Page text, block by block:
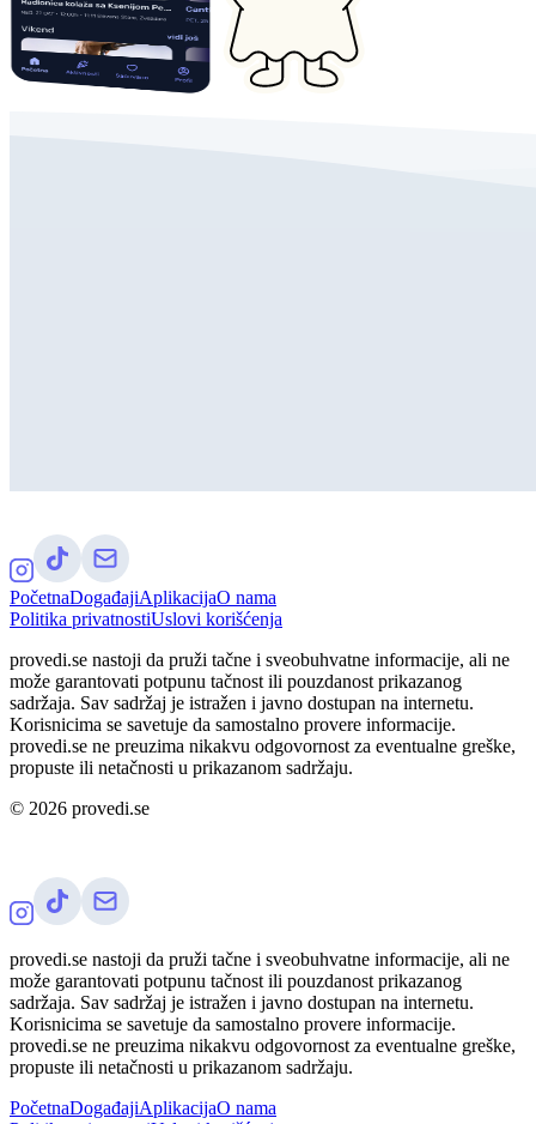
PočetnaDogađajiAplikacijaO nama
Politika privatnostiUslovi korišćenja
provedi.se nastoji da pruži tačne i sveobuhvatne informacije, ali ne
može garantovati potpunu tačnost ili pouzdanost prikazanog
sadržaja. Sav sadržaj je istražen i javno dostupan na internetu.
Korisnicima se savetuje da samostalno provere informacije.
provedi.se ne preuzima nikakvu odgovornost za eventualne greške,
propuste ili netačnosti u prikazanom sadržaju.
© 2026 provedi.se
provedi.se nastoji da pruži tačne i sveobuhvatne informacije, ali ne
može garantovati potpunu tačnost ili pouzdanost prikazanog
sadržaja. Sav sadržaj je istražen i javno dostupan na internetu.
Korisnicima se savetuje da samostalno provere informacije.
provedi.se ne preuzima nikakvu odgovornost za eventualne greške,
propuste ili netačnosti u prikazanom sadržaju.
PočetnaDogađajiAplikacijaO nama